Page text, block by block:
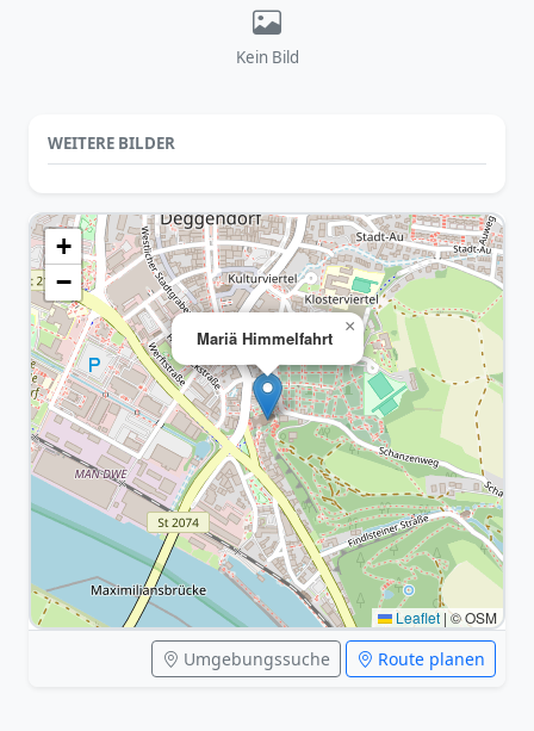
Kein Bild
WEITERE BILDER
Mariä Himmelfahrt
×
+
−
Leaflet |© OSM
Umgebungssuche Route planen